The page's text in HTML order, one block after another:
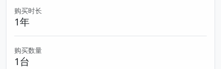
购买时长
1年
购买数量
1台